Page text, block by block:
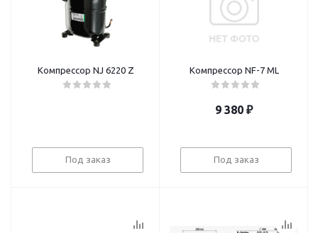
Компрессор NJ 6220 Z
Под заказ
Компрессор NF-7 ML
9 380 ₽
Под заказ